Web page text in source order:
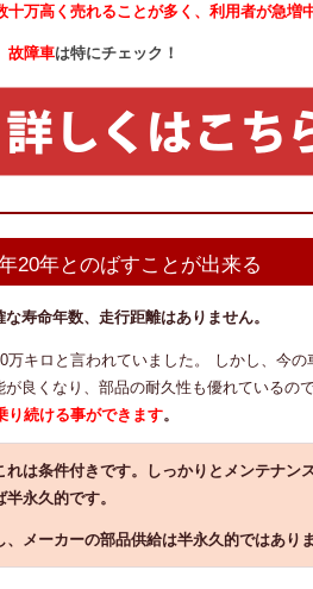
十万高く売れることが多く、利用者が急増
故障車は特にチェック！
20年とのばすことが出来る
寿命年数、走行距離はありません。
万キロと言われていました。 しかし、今
良くなり、部品の耐久性も優れているの
り続ける事ができます。
れは条件付きです。しっかりとメンテナン
半永久的です。
、メーカーの部品供給は半永久的ではあり